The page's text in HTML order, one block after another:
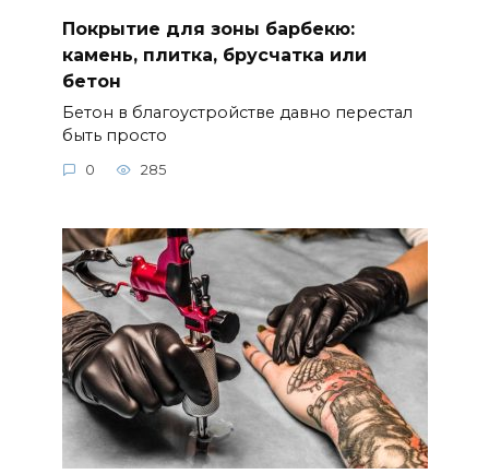
Покрытие для зоны барбекю:
камень, плитка, брусчатка или
бетон
Бетон в благоустройстве давно перестал
быть просто
0 285